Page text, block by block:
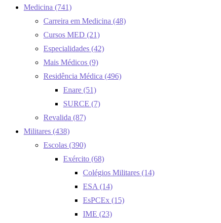
Medicina (741)
Carreira em Medicina (48)
Cursos MED (21)
Especialidades (42)
Mais Médicos (9)
Residência Médica (496)
Enare (51)
SURCE (7)
Revalida (87)
Militares (438)
Escolas (390)
Exército (68)
Colégios Militares (14)
ESA (14)
EsPCEx (15)
IME (23)